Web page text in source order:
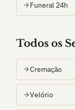
Funeral 24h
Todos os
Cremação
Velório